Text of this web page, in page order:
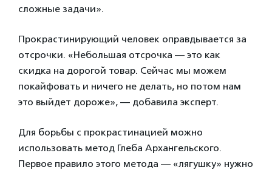
сложные задачи».
Прокрастинирующий человек оправдывается за
отсрочки. «Небольшая отсрочка — это как
скидка на дорогой товар. Сейчас мы можем
покайфовать и ничего не делать, но потом нам
это выйдет дороже», — добавила эксперт.
Для борьбы с прокрастинацией можно
использовать метод Глеба Архангельского.
Первое правило этого метода — «лягушку» нужно